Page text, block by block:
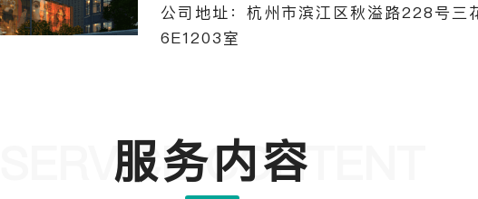
公司地址：杭州市滨江区秋溢路228号三
6E1203室
SERVICE CONTENT
服务内容